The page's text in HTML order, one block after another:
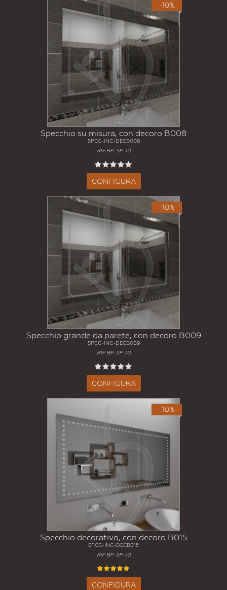
-10%
Specchio su misura, con decoro B008
SPCC-INC-DECB008
RIF BP-SP-10
CONFIGURA
-10%
Specchio grande da parete, con decoro B009
SPCC-INC-DECB009
RIF BP-SP-10
CONFIGURA
-10%
Specchio decorativo, con decoro B015
SPCC-INC-DECB015
RIF BP-SP-10
CONFIGURA